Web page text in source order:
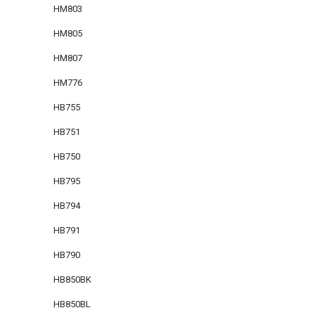
HM803
HM805
HM807
HM776
HB755
HB751
HB750
HB795
HB794
HB791
HB790
HB850BK
HB850BL